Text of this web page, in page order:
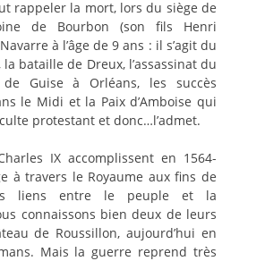
rappeler la mort, lors du siège de
de Bourbon (son fils Henri
à l’âge de 9 ans : il s’agit du
bataille de Dreux, l’assassinat du
Guise à Orléans, les succès
le Midi et la Paix d’Amboise qui
protestant et donc…l’admet.
IX accomplissent en 1564-
à travers le Royaume aux fins de
liens entre le peuple et la
connaissons bien deux de leurs
de Roussillon, aujourd’hui en
Mais la guerre reprend très